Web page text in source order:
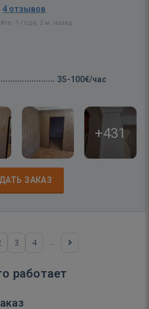
4 отзывов
1 года, 2 м. назад
35-100€/час
+431
ЗАКАЗ
3 4 ...
работает